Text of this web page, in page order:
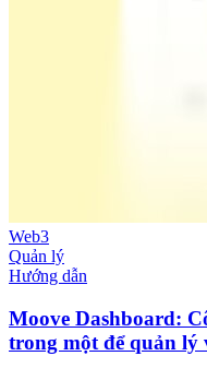
Web3
Quản lý
Hướng dẫn
Moove Dashboard:
trong một để quản lý